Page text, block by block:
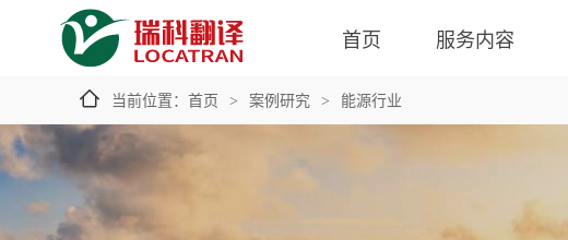
首页 服务内容
当前位置： 首页 > 案例研究 > 能源行业